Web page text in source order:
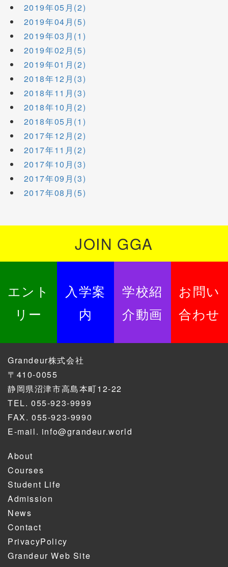
2019年05月(2)
2019年04月(5)
2019年03月(1)
2019年02月(5)
2019年01月(2)
2018年12月(3)
2018年11月(3)
2018年10月(2)
2018年05月(1)
2017年12月(2)
2017年11月(2)
2017年10月(3)
2017年09月(3)
2017年08月(5)
JOIN GGA
エント
リー
入学案
内
学校紹
介動画
お問い
合わせ
Grandeur株式会社
〒410-0055
静岡県沼津市高島本町12-22
TEL. 055-923-9999
FAX. 055-923-9990
E-mail. info@grandeur.world
About
Courses
Student Life
Admission
News
Contact
PrivacyPolicy
Grandeur Web Site